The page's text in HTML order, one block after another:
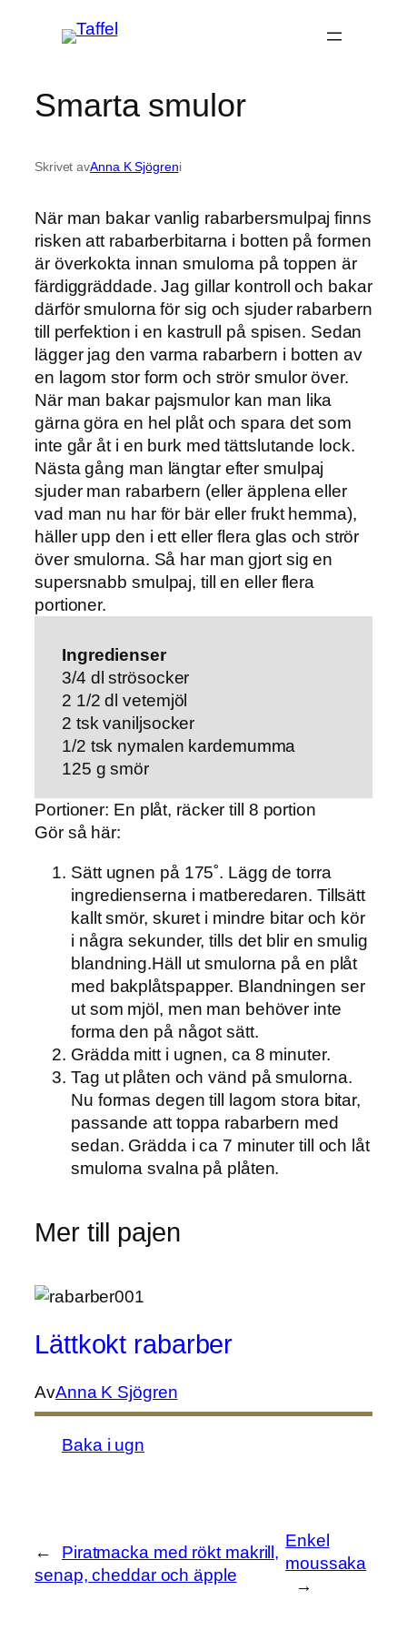
Smarta smulor
Skrivet avAnna K Sjögreni
När man bakar vanlig rabarbersmulpaj finns
risken att rabarberbitarna i botten på formen
är överkokta innan smulorna på toppen är
färdiggräddade. Jag gillar kontroll och bakar
därför smulorna för sig och sjuder rabarbern
till perfektion i en kastrull på spisen. Sedan
lägger jag den varma rabarbern i botten av
en lagom stor form och strör smulor över.
När man bakar pajsmulor kan man lika
gärna göra en hel plåt och spara det som
inte går åt i en burk med tättslutande lock.
Nästa gång man längtar efter smulpaj
sjuder man rabarbern (eller äpplena eller
vad man nu har för bär eller frukt hemma),
häller upp den i ett eller flera glas och strör
över smulorna. Så har man gjort sig en
supersnabb smulpaj, till en eller flera
portioner.
Ingredienser
3/4 dl strösocker
2 1/2 dl vetemjöl
2 tsk vaniljsocker
1/2 tsk nymalen kardemumma
125 g smör
Portioner: En plåt, räcker till 8 portion
Gör så här:
Sätt ugnen på 175˚. Lägg de torra
ingredienserna i matberedaren. Tillsätt
kallt smör, skuret i mindre bitar och kör
i några sekunder, tills det blir en smulig
blandning.Häll ut smulorna på en plåt
med bakplåtspapper. Blandningen ser
ut som mjöl, men man behöver inte
forma den på något sätt.
Grädda mitt i ugnen, ca 8 minuter.
Tag ut plåten och vänd på smulorna.
Nu formas degen till lagom stora bitar,
passande att toppa rabarbern med
sedan. Grädda i ca 7 minuter till och låt
smulorna svalna på plåten.
Mer till pajen
Lättkokt rabarber
AvAnna K Sjögren
Baka i ugn
←
Piratmacka med rökt makrill,
senap, cheddar och äpple
Enkel
moussaka
→